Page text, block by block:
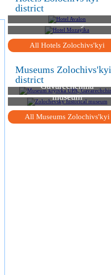
districtHotel Avalon
Hotel Mozayika
All Hotels Zolochivs'kyi
Museums Zolochivs'kyi
district
Museum kryivka UPA,
Gavarechchina
Zolochevsky historical
museum
All Museums Zolochivs'kyi